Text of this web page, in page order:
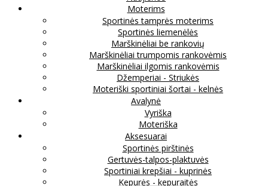
Moterims
Sportinės tamprės moterims
Sportinės liemenėlės
Marškinėliai be rankovių
Marškinėliai trumpomis rankovėmis
Marškinėliai ilgomis rankovėmis
Džemperiai - Striukės
Moteriški sportiniai šortai - kelnės
Avalynė
Vyriška
Moteriška
Aksesuarai
Sportinės pirštinės
Gertuvės-talpos-plaktuvės
Sportiniai krepšiai - kuprinės
Kepurės - kepuraitės